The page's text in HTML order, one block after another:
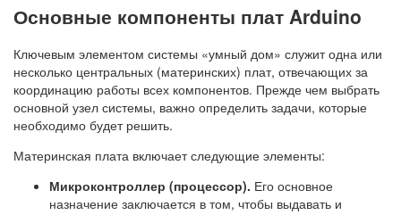
Основные компоненты плат Arduino
Ключевым элементом системы «умный дом» служит одна или
несколько центральных (материнских) плат, отвечающих за
координацию работы всех компонентов. Прежде чем выбрать
основной узел системы, важно определить задачи, которые
необходимо будет решить.
Материнская плата включает следующие элементы:
Микроконтроллер (процессор). Его основное
назначение заключается в том, чтобы выдавать и